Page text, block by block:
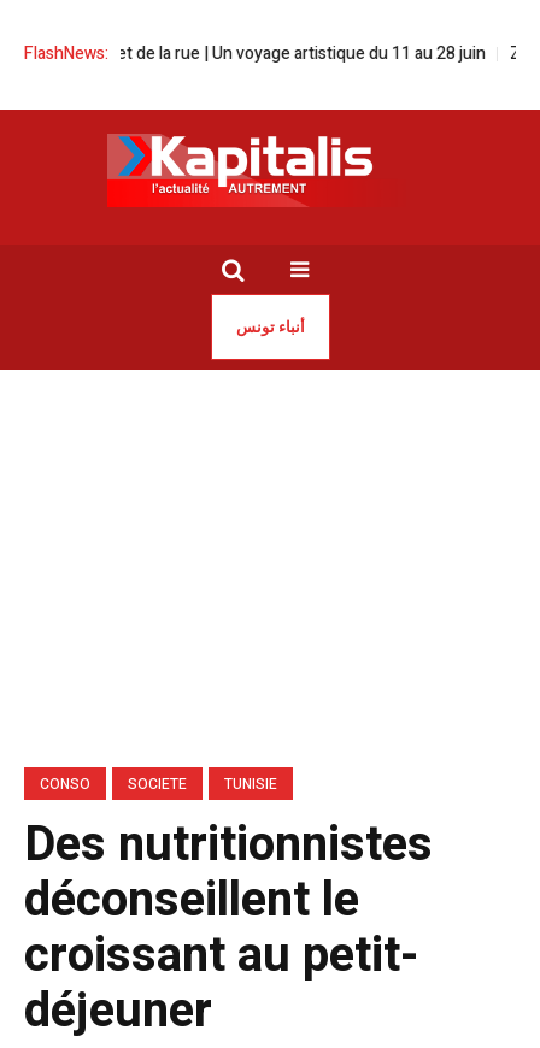
FlashNews:
et de la rue | Un voyage artistique du 11 au 28 juin Zied El
أنباء تونس
CONSO SOCIETE TUNISIE
Des nutritionnistes
déconseillent le
croissant au petit-
déjeuner